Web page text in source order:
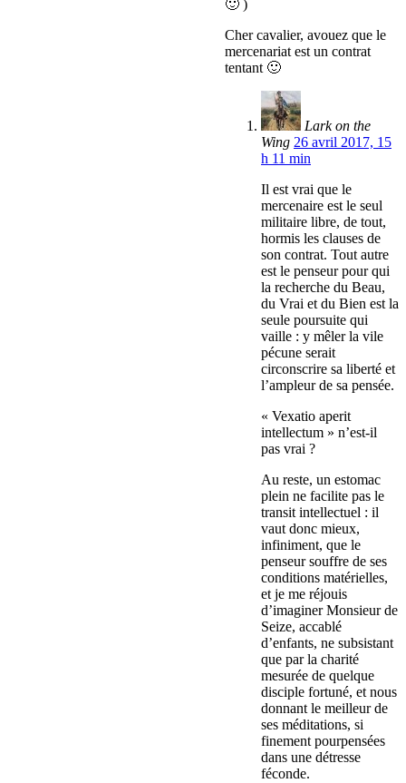
🙂 )
Cher cavalier, avouez que le
mercenariat est un contrat
tentant 🙂
Lark on the
Wing 26 avril 2017, 15
h 11 min
Il est vrai que le
mercenaire est le seul
militaire libre, de tout,
hormis les clauses de
son contrat. Tout autre
est le penseur pour qui
la recherche du Beau,
du Vrai et du Bien est la
seule poursuite qui
vaille : y mêler la vile
pécune serait
circonscrire sa liberté et
l’ampleur de sa pensée.
« Vexatio aperit
intellectum » n’est-il
pas vrai ?
Au reste, un estomac
plein ne facilite pas le
transit intellectuel : il
vaut donc mieux,
infiniment, que le
penseur souffre de ses
conditions matérielles,
et je me réjouis
d’imaginer Monsieur de
Seize, accablé
d’enfants, ne subsistant
que par la charité
mesurée de quelque
disciple fortuné, et nous
donnant le meilleur de
ses méditations, si
finement pourpensées
dans une détresse
féconde.